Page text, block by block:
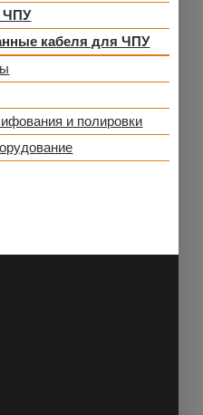
ЧПУ
кабеля для ЧПУ
и полировки